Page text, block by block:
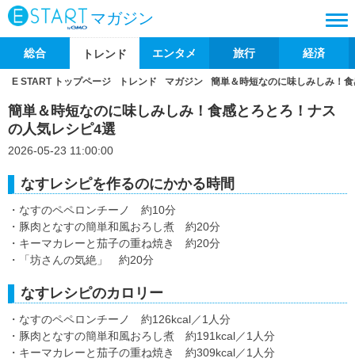
マガジン
総合 トレンド エンタメ 旅行 経済
E START トップページ トレンド マガジン 簡単＆時短なのに味しみしみ！
簡単＆時短なのに味しみしみ！食感とろとろ！ナス
の人気レシピ4選
2026-05-23 11:00:00
なすレシピを作るのにかかる時間
・なすのペペロンチーノ 約10分
・豚肉となすの簡単和風おろし煮 約20分
・キーマカレーと茄子の重ね焼き 約20分
・「坊さんの気絶」 約20分
なすレシピのカロリー
・なすのペペロンチーノ 約126kcal／1人分
・豚肉となすの簡単和風おろし煮 約191kcal／1人分
・キーマカレーと茄子の重ね焼き 約309kcal／1人分